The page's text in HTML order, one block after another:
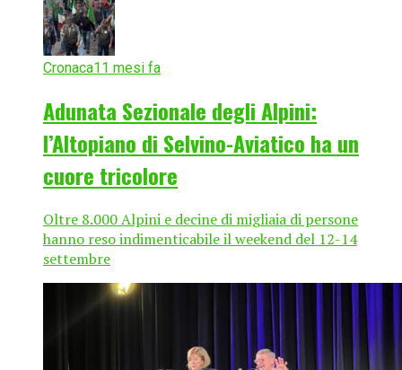
Cronaca11 mesi fa
Adunata Sezionale degli Alpini:
l’Altopiano di Selvino-Aviatico ha un
cuore tricolore
Oltre 8.000 Alpini e decine di migliaia di persone
hanno reso indimenticabile il weekend del 12-14
settembre